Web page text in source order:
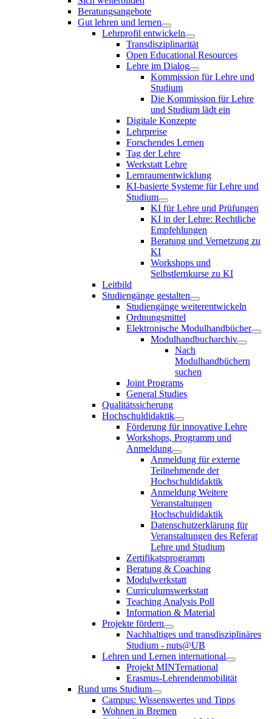
Beratungsangebote
Gut lehren und lernen
Lehrprofil entwickeln
Transdisziplinarität
Open Educational Resources
Lehre im Dialog
Kommission für Lehre und
Studium
Die Kommission für Lehre
und Studium lädt ein
Digitale Konzepte
Lehrpreise
Forschendes Lernen
Tag der Lehre
Werkstatt Lehre
Lernraumentwicklung
KI-basierte Systeme für Lehre und
Studium
KI für Lehre und Prüfungen
KI in der Lehre: Rechtliche
Empfehlungen
Beratung und Vernetzung zu
KI
Workshops und
Selbstlernkurse zu KI
Leitbild
Studiengänge gestalten
Studiengänge weiterentwickeln
Ordnungsmittel
Elektronische Modulhandbücher
Modulhandbucharchiv
Nach
Modulhandbüchern
suchen
Joint Programs
General Studies
Qualitätssicherung
Hochschuldidaktik
Förderung für innovative Lehre
Workshops, Programm und
Anmeldung
Anmeldung für externe
Teilnehmende der
Hochschuldidaktik
Anmeldung Weitere
Veranstaltungen
Hochschuldidaktik
Datenschutzerklärung für
Veranstaltungen des Referat
Lehre und Studium
Zertifikatsprogramm
Beratung & Coaching
Modulwerkstatt
Curriculumswerkstatt
Teaching Analysis Poll
Information & Material
Projekte fördern
Nachhaltiges und transdisziplinäres
Studium - nuts@UB
Lehren und Lernen international
Projekt MINTernational
Erasmus-Lehrendenmobilität
Rund ums Studium
Campus: Wissenswertes und Tipps
Wohnen in Bremen